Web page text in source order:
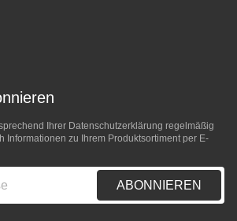
Ihrer Datenschutzerklärung regelmäßig
Informationen zu Ihrem Produktsortiment per E-
ABONNIEREN